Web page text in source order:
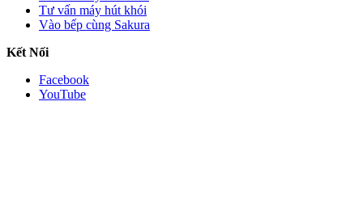
Tư vấn máy hút khói
Vào bếp cùng Sakura
Kết Nối
Facebook
YouTube